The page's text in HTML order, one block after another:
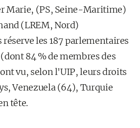
Marie, (PS, Seine-Maritime)
(LREM, Nord)
les 187 parlementaires
84 % de membres des
vu, selon l'UIP, leurs droits
Venezuela (64), Turquie
tête.